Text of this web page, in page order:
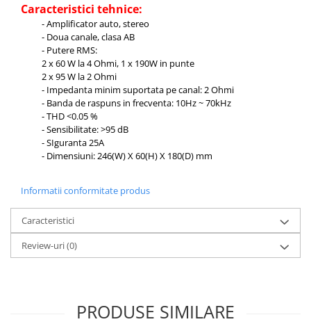
Caracteristici tehnice:
- Amplificator auto, stereo
- Doua canale, clasa AB
- Putere RMS:
2 x 60 W la 4 Ohmi, 1 x 190W in punte
2 x 95 W la 2 Ohmi
- Impedanta minim suportata pe canal: 2 Ohmi
- Banda de raspuns in frecventa: 10Hz ~ 70kHz
- THD <0.05 %
- Sensibilitate: >95 dB
- SIguranta 25A
- Dimensiuni: 246(W) X 60(H) X 180(D) mm
Informatii conformitate produs
Caracteristici
Review-uri(0)
PRODUSE SIMILARE